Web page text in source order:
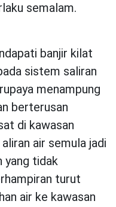
semalam.
banjir kilat
sistem saliran
menampung
berterusan
di kawasan
air semula jadi
yang tidak
turut
air ke kawasan